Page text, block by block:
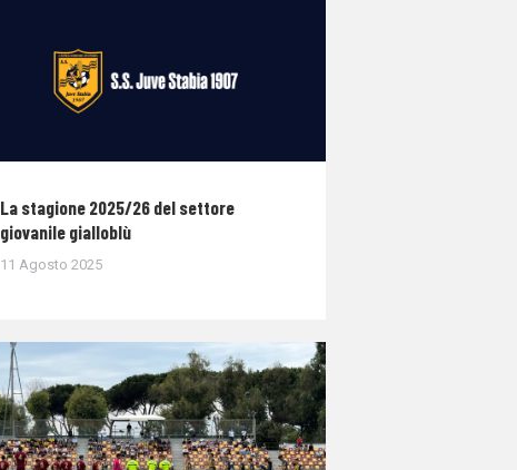
La stagione 2025/26 del settore
giovanile gialloblù
11 Agosto 2025